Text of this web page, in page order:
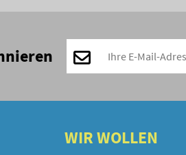
WIR WOLLEN